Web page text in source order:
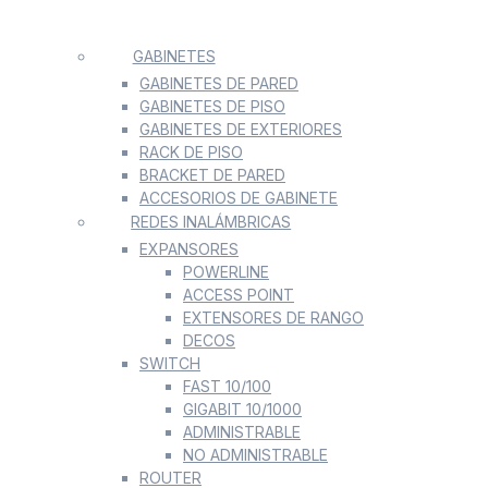
GABINETES
GABINETES DE PARED
GABINETES DE PISO
GABINETES DE EXTERIORES
RACK DE PISO
BRACKET DE PARED
ACCESORIOS DE GABINETE
REDES INALÁMBRICAS
EXPANSORES
POWERLINE
ACCESS POINT
EXTENSORES DE RANGO
DECOS
SWITCH
FAST 10/100
GIGABIT 10/1000
ADMINISTRABLE
NO ADMINISTRABLE
ROUTER